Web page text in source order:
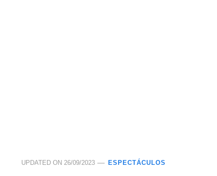
UPDATED ON 26/09/2023 ESPECTÁCULOS